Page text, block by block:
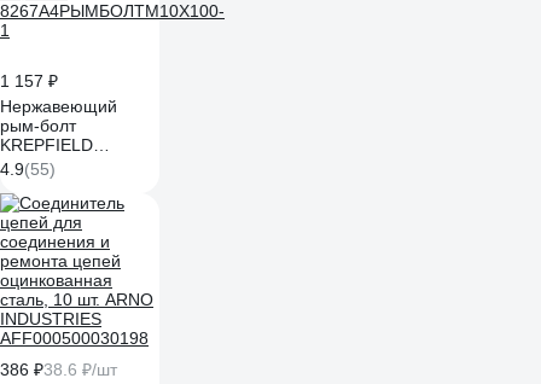
1 157 ₽
Нержавеющий
рым-болт
KREPFIELD
м10x100, art 8267,
А4, 1 шт.
8267А4РЫМБОЛТМ10X100-
1
4.9(55)
386 ₽38.6 ₽/шт